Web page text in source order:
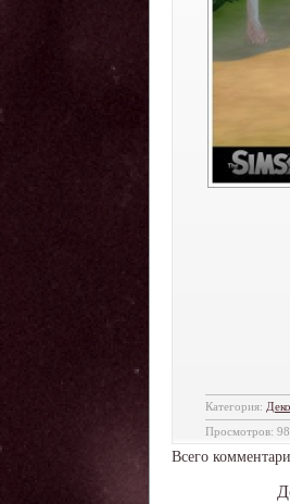
Категория:
Просмотров:
Всего